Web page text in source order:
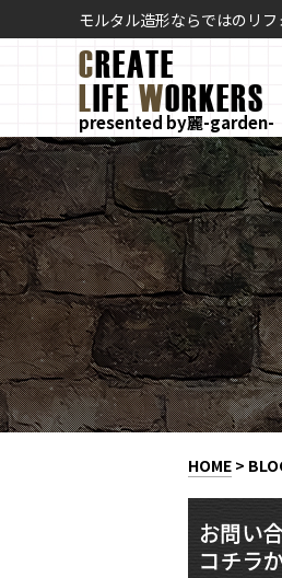
モルタル造形ならではのリ
CREATE
L IFE WORKERS
presented by麗-garden-
HOME >